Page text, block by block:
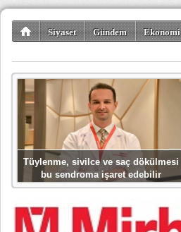
Siyaset Gündem Ekonomi
Tüylenme, sivilce ve saç dökülmesi
bu sendroma işaret edebilir